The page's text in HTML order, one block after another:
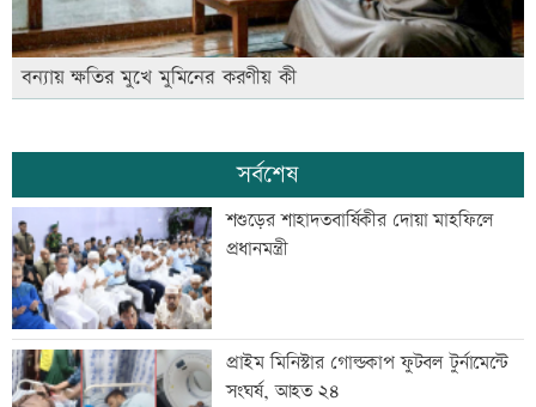
বন্যায় ক্ষতির মুখে মুমিনের করণীয় কী
সর্বশেষ
শশুড়ের শাহাদতবার্ষিকীর দোয়া মাহফিলে
প্রধানমন্ত্রী
প্রাইম মিনিস্টার গোল্ডকাপ ফুটবল টুর্নামেন্টে
সংঘর্ষ, আহত ২৪